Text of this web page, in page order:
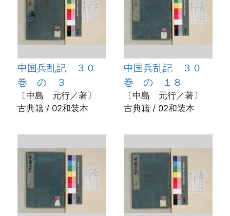
中国兵乱記 ３０
巻 の ３
〔中島 元行／著〕
古典籍 / 02和装本
中国兵乱記 ３０
巻 の １８
〔中島 元行／著〕
古典籍 / 02和装本